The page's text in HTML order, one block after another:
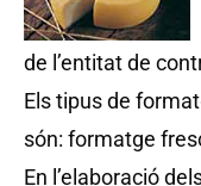
de l’entitat de
Els tipus de
són: formatge
En l’elaboració